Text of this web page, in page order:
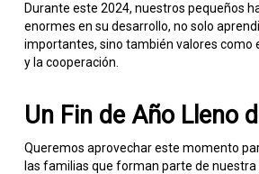
Durante este 2024, nuestros pequeños
enormes en su desarrollo, no solo
importantes, sino también valores como
y la cooperación.
Un Fin de Año Lleno
Queremos aprovechar este momento
las familias que forman parte de nuestra